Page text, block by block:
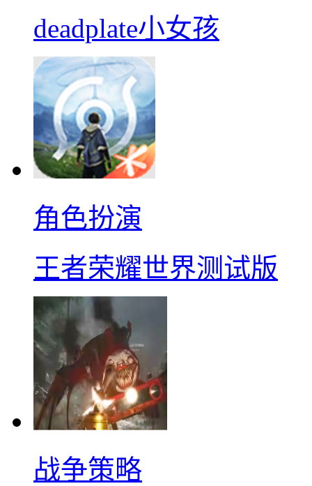
deadplate小女孩
角色扮演
王者荣耀世界测试版
战争策略